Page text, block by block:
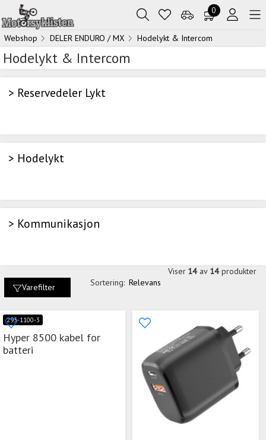
0
Webshop DELER ENDURO / MX Hodelykt & Intercom
Hodelykt & Intercom
> Reservedeler Lykt
> Hodelykt
> Kommunikasjon
Varefilter Sortering: Relevans
Viser 14 av 14 produkter
293-1100-3
Hyper 8500 kabel for
batteri